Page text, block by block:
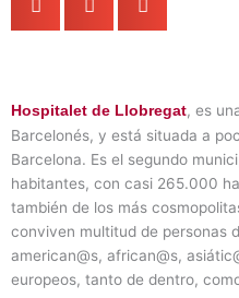
Hospitalet de Llobregat, es
Barcelonés, y está situada a
Barcelona. Es el segundo
habitantes, con casi 265.000
también de los más
conviven multitud de personas
american@s, african@s,
europeos, tanto de dentro,